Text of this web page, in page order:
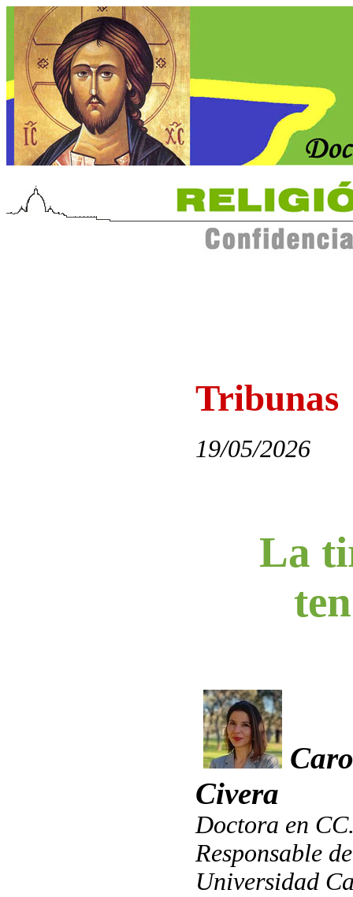
Tribunas
19/05/2026
La
Civera
Doctora en
Responsable
Universidad